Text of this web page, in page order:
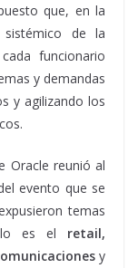
que, en la
de la
funcionario
y demandas
y agilizando los
Oracle reunió al
evento que se
temas
lo es el retail,
y